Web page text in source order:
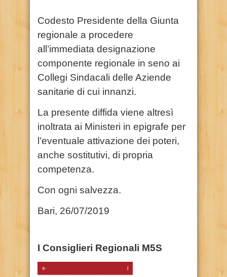
Codesto Presidente della Giunta
regionale a procedere
all’immediata designazione
componente regionale in seno ai
Collegi Sindacali delle Aziende
sanitarie di cui innanzi.
La presente diffida viene altresì
inoltrata ai Ministeri in epigrafe per
l’eventuale attivazione dei poteri,
anche sostitutivi, di propria
competenza.
Con ogni salvezza.
Bari, 26/07/2019
I Consiglieri Regionali M5S